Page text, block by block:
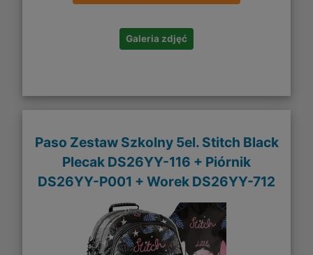
Galeria zdjęć
Paso Zestaw Szkolny 5el. Stitch Black
Plecak DS26YY-116 + Piórnik
DS26YY-P001 + Worek DS26YY-712